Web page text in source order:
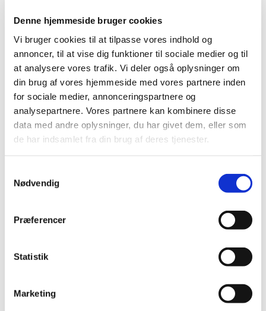
Denne hjemmeside bruger cookies
Vi bruger cookies til at tilpasse vores indhold og
annoncer, til at vise dig funktioner til sociale medier og til
at analysere vores trafik. Vi deler også oplysninger om
din brug af vores hjemmeside med vores partnere inden
for sociale medier, annonceringspartnere og
analysepartnere. Vores partnere kan kombinere disse
data med andre oplysninger, du har givet dem, eller som
de har indsamlet fra din brug af deres tjenester.
Nødvendig
Præferencer
Statistik
Marketing
2020 (13)
2019 (41)
december (6)
november (5)
oktober (7)
august (3)
juli (2)
april (2)
2017 (36)
2015 (31)